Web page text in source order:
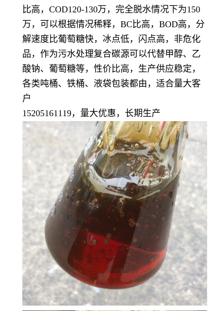
比高，COD120-130万，完全脱水情况下为150
万，可以根据情况稀释，BC比高，BOD高，分
解速度比葡萄糖快，冰点低，闪点高，非危化
品，作为污水处理复合碳源可以代替甲醇、乙
酸钠、葡萄糖等，性价比高，生产供应稳定，
各类吨桶、铁桶、液袋包装都由，适合量大客
户
15205161119，量大优惠，长期生产